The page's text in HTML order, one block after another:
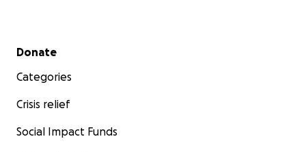
Secondary menu
Donate
Categories
Crisis relief
Social Impact Funds